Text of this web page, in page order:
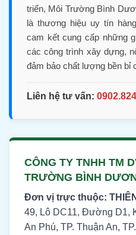
triển, Môi Trường Bình
là thương hiệu uy tín
cam kết cung cấp những
các công trình xây dựng,
đảm bảo chất lượng bền bỉ
Liên hệ tư vấn:
CÔNG TY TNHH TM
TRƯỜNG BÌNH
Đơn vị trực thuộc:
49, Lô DC11, Đường D1,
An Phú, TP. Thuận An,